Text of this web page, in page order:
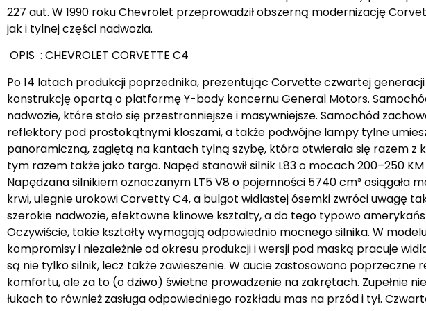
227 aut. W 1990 roku Chevrolet przeprowadził obszerną modernizację
jak i tylnej części nadwozia.
OPIS : CHEVROLET CORVETTE C4
Po 14 latach produkcji poprzednika, prezentując Corvette czwartej
konstrukcję opartą o platformę Y-body koncernu General Motors.
nadwozie, które stało się przestronniejsze i masywniejsze. Samochód
reflektory pod prostokątnymi kloszami, a także podwójne lampy tylne
panoramiczną, zagiętą na kantach tylną szybę, która otwierała się razem
tym razem także jako targa. Napęd stanowił silnik L83 o mocach 200–250
Napędzana silnikiem oznaczanym LT5 V8 o pojemności 5740 cm³ osiągała
krwi, ulegnie urokowi Corvetty C4, a bulgot widlastej ósemki zwróci uwagę
szerokie nadwozie, efektowne klinowe kształty, a do tego typowo
Oczywiście, takie kształty wymagają odpowiednio mocnego silnika. W
kompromisy i niezależnie od okresu produkcji i wersji pod maską pracuje
są nie tylko silnik, lecz także zawieszenie. W aucie zastosowano
komfortu, ale za to (o dziwo) świetne prowadzenie na zakrętach. Zupełnie
łukach to również zasługa odpowiedniego rozkładu mas na przód i tył.